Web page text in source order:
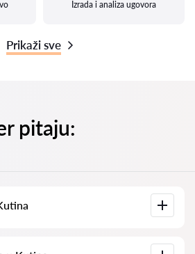
Izrada i analiza ugovora
Prikaži sve
pitaju: